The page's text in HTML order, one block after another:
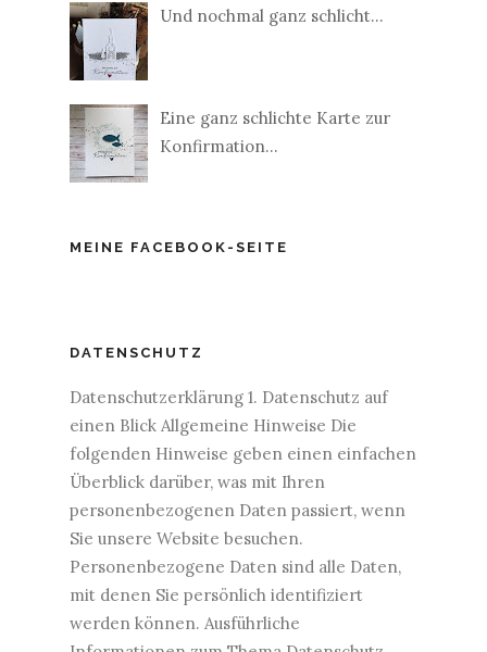
Und nochmal ganz schlicht...
Eine ganz schlichte Karte zur
Konfirmation...
MEINE FACEBOOK-SEITE
DATENSCHUTZ
Datenschutzerklärung 1. Datenschutz auf
einen Blick Allgemeine Hinweise Die
folgenden Hinweise geben einen einfachen
Überblick darüber, was mit Ihren
personenbezogenen Daten passiert, wenn
Sie unsere Website besuchen.
Personenbezogene Daten sind alle Daten,
mit denen Sie persönlich identifiziert
werden können. Ausführliche